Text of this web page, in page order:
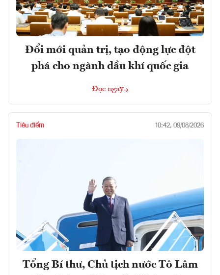
Đổi mới quản trị, tạo động lực đột
phá cho ngành dầu khí quốc gia
Đọc ngay
Tiêu điểm 10:42, 09/08/2026
Tổng Bí thư, Chủ tịch nước Tô Lâm